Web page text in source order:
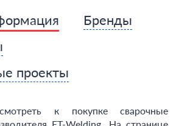
Бренды
проекты
к покупке сварочные